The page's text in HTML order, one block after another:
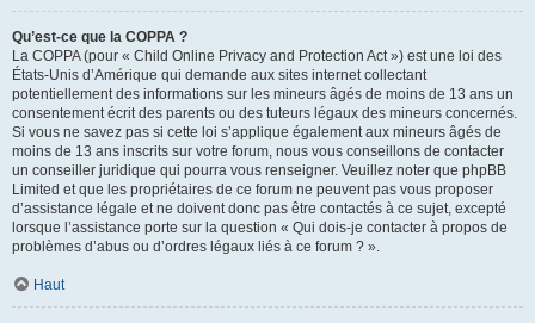
Qu’est-ce que la COPPA ?
La COPPA (pour « Child Online Privacy and Protection Act ») est une loi des
États-Unis d’Amérique qui demande aux sites internet collectant
potentiellement des informations sur les mineurs âgés de moins de 13 ans un
consentement écrit des parents ou des tuteurs légaux des mineurs concernés.
Si vous ne savez pas si cette loi s’applique également aux mineurs âgés de
moins de 13 ans inscrits sur votre forum, nous vous conseillons de contacter
un conseiller juridique qui pourra vous renseigner. Veuillez noter que phpBB
Limited et que les propriétaires de ce forum ne peuvent pas vous proposer
d’assistance légale et ne doivent donc pas être contactés à ce sujet, excepté
lorsque l’assistance porte sur la question « Qui dois-je contacter à propos de
problèmes d’abus ou d’ordres légaux liés à ce forum ? ».
Haut